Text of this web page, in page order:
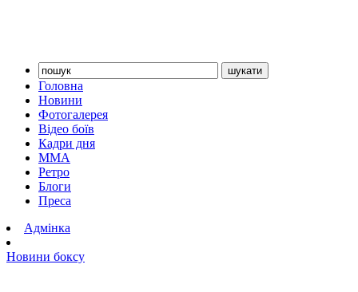
Головна
Новини
Фотогалерея
Відео боїв
Кадри дня
ММА
Ретро
Блоги
Преса
Адмінка
Новини боксу